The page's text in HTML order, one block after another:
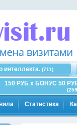
интеллекта. (711)
150 РУБ x БОНУС 50
Статистика